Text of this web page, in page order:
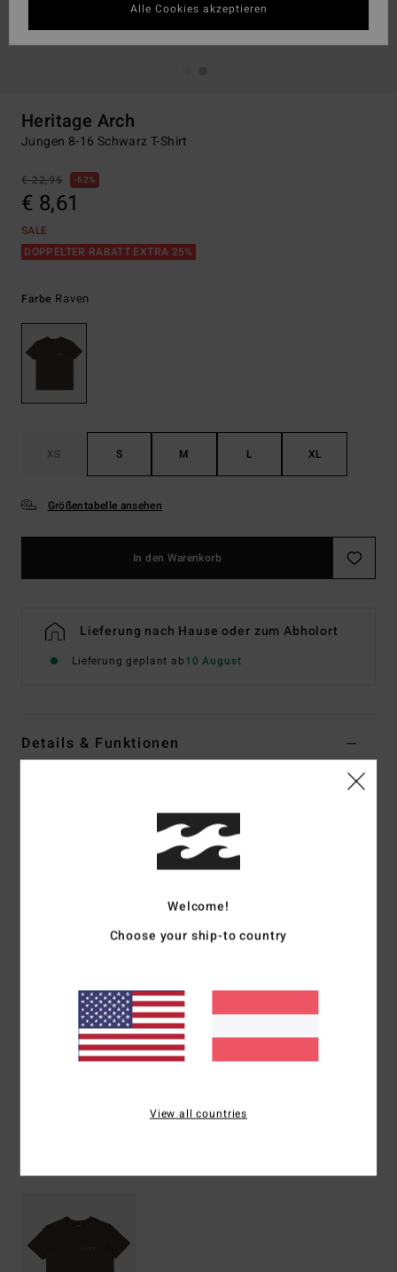
Heritage Arch
Jungen 8-16 Schwarz T-Shirt
€ 22,95 62%
€ 8,61
SALE
DOPPELTER RABATT EXTRA 25%
Farbe Raven
XS S M L XL
Größentabelle ansehen
In den Warenkorb
Lieferung nach Hause oder zum Abholort
Lieferung geplant ab10 August
Details & Funktionen
Farbcoderav
Premium Fit
Rundhalsausschnitt
Zusammensetzung[Hauptstoff] 100 % Baumwolle
Welcome!
Choose your ship-to country
View all countries
Alle Cookies akzeptieren